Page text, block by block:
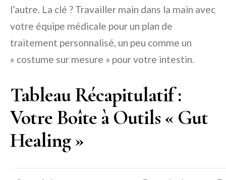
l’autre. La clé ? Travailler main dans la main avec
votre équipe médicale pour un plan de
traitement personnalisé, un peu comme un
« costume sur mesure » pour votre intestin.
Tableau Récapitulatif :
Votre Boîte à Outils « Gut
Healing »